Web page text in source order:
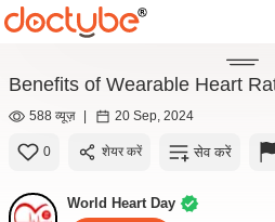
Benefits of Wearable Heart
588 व्यूज़ | 20 Sep, 2024
0 शेयर करें सेव करें
World Heart Day